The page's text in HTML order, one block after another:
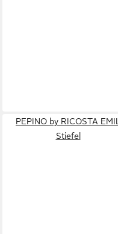
PEPINO by RICOSTA EMIL
Stiefel